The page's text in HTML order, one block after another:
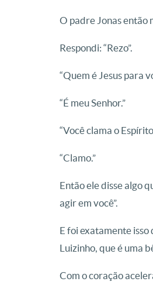
O padre Jonas então
Respondi: “Rezo”.
“Quem é Jesus para
“É meu Senhor.”
“Você clama o
“Clamo.”
Então ele disse algo
agir em você”.
E foi exatamente
Luizinho, que é uma
Com o coração